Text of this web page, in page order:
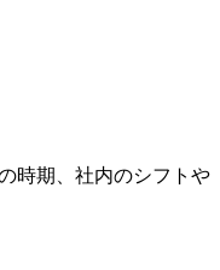
時期、社内のシフトや